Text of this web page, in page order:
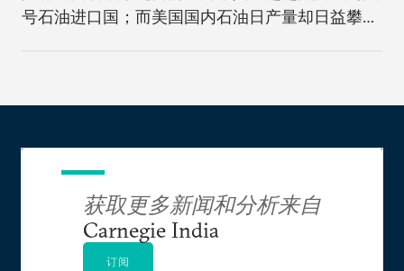
号石油进口国；而美国国内石油日产量却日益攀
成为美国削减其在海湾防务军控力的诱因。因此，
面对美国的军事退潮和中国对海湾的虎视眈眈，新
德里要多加揣测才是明智之举。
获取更多新闻和分析来自
Carnegie India
订阅